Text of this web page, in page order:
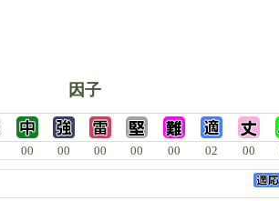
因子
00 00 00 00 00 02 00